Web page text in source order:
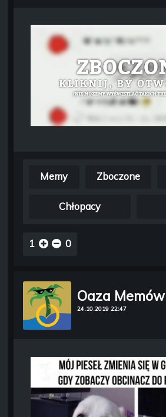
Memy Zboczone
Chłopacy
1 0
Oaza Memów
24.10.2019 22:47